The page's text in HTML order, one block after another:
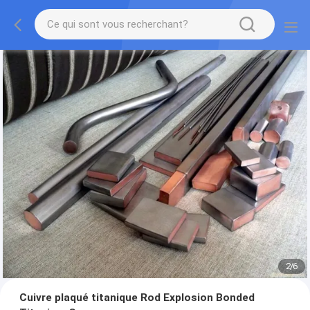
2/6
Cuivre plaqué titanique Rod Explosion Bonded